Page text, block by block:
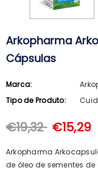
100ml + Shampoo
€15,69
Arkopharma
Cápsulas
Marca:
Tipo de Produto:
€19,32 €15,29
Arkopharma
de óleo de sementes